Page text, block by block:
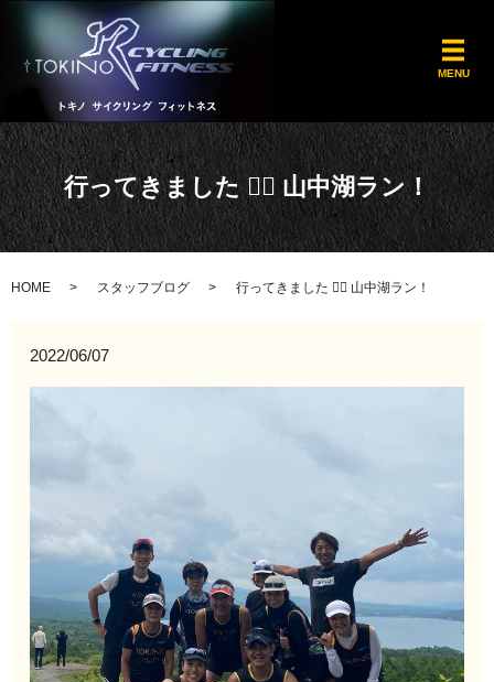
MENU
行ってきました 🏃‍♂️ 山中湖ラン！
HOME スタッフブログ 行ってきました 🏃‍♂️ 山中湖ラン！
2022/06/07